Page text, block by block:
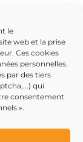
le
web et la prise
Ces cookies
personnelles.
par des tiers
qui
consentement
».